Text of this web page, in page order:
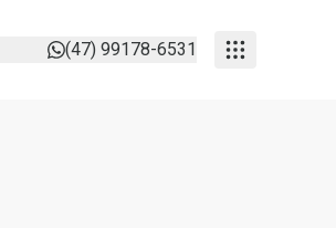
(47) 99178-6531